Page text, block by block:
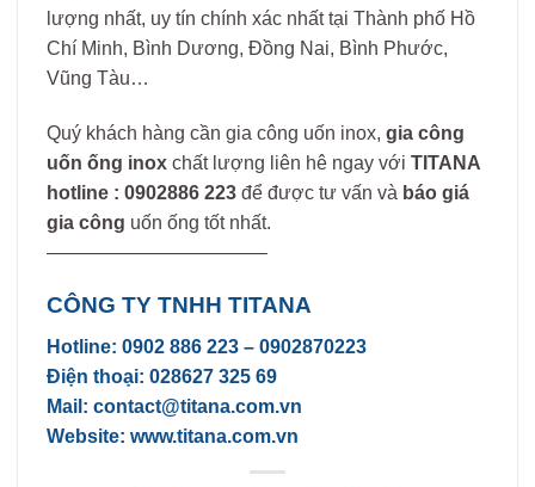
lượng nhất, uy tín chính xác nhất tại Thành phố Hồ
Chí Minh, Bình Dương, Đồng Nai, Bình Phước,
Vũng Tàu…
Quý khách hàng cần gia công uốn inox, gia công
uốn ống inox chất lượng liên hê ngay với TITANA
hotline : 0902886 223 để được tư vấn và báo giá
gia công uốn ống tốt nhất.
———————————–
CÔNG TY TNHH TITANA
Hotline: 0902 886 223 – 0902870223
Điện thoại: 028627 325 69
Mail: contact@titana.com.vn
Website: www.titana.com.vn